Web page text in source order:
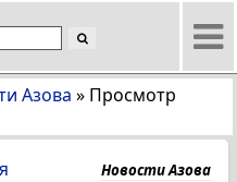
Азова » Просмотр
Новости Азова